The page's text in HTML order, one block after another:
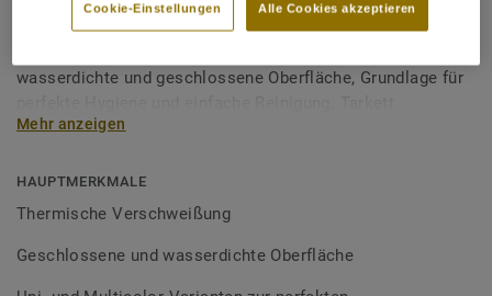
Schweißschnüre werden zur thermischen Verschweißung
wasserdichte und geschlossene Oberfläche, Grundlage für
Schweißschnüre sind erhältlich in den Varianten Uni und
Bodenbelagssortiment abgestimmt. Durch die Verwendung
von Kontrastfarben lassen sich auch besondere
Mehr anzeigen
HAUPTMERKMALE
Thermische Verschweißung
Geschlossene und wasserdichte Oberfläche
Alle Cookies akzeptieren
Cookie-Einstellungen